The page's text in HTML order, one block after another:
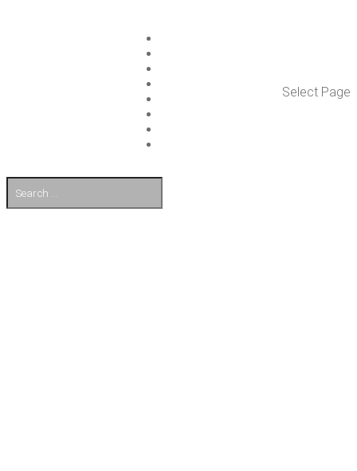
Select Page